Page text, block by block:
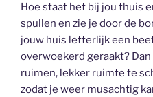
Hoe staat het bij jou thuis
spullen en zie je door de
jouw huis letterlijk een
overwoekerd geraakt?
ruimen, lekker ruimte te
zodat je weer musachtig